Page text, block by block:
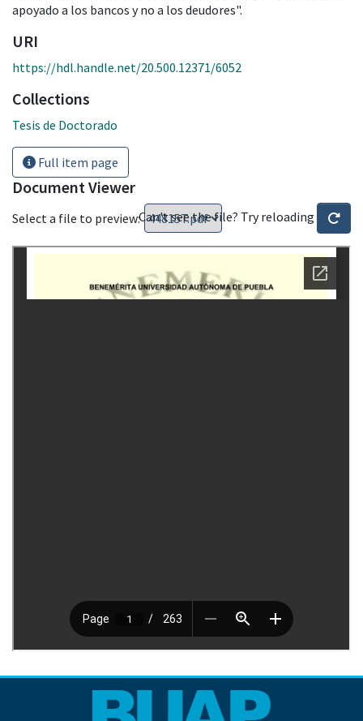
apoyado a los bancos y no a los deudores".
URI
https://hdl.handle.net/20.500.12371/6052
Collections
Tesis de Doctorado
Full item page
Document Viewer
Select a file to preview:Can't see the file? Try reloading